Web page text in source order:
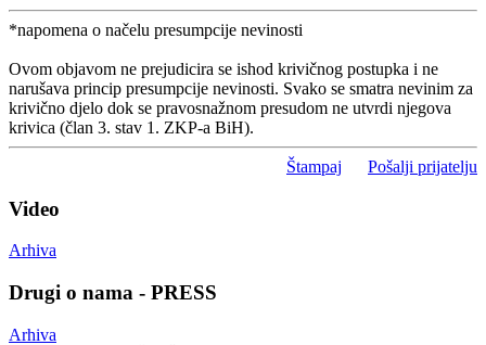
*napomena o načelu presumpcije nevinosti
Ovom objavom ne prejudicira se ishod krivičnog postupka i ne
narušava princip presumpcije nevinosti. Svako se smatra nevinim za
krivično djelo dok se pravosnažnom presudom ne utvrdi njegova
krivica (član 3. stav 1. ZKP-a BiH).
Štampaj Pošalji prijatelju
Video
Arhiva
Drugi o nama - PRESS
Arhiva